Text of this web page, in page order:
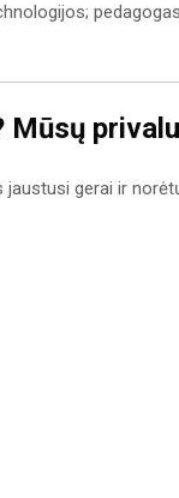
Mūsų
jaustusi gerai ir